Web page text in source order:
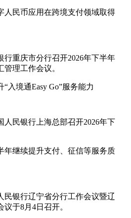
人民币应用在跨境支付领域取得
行重庆市分行召开2026年下半年
理工作会议。
入境通Easy Go”服务能力
人民银行上海总部召开2026年下
年继续提升支付、征信等服务质
民银行辽宁省分行工作会议暨辽
于8月4日召开。